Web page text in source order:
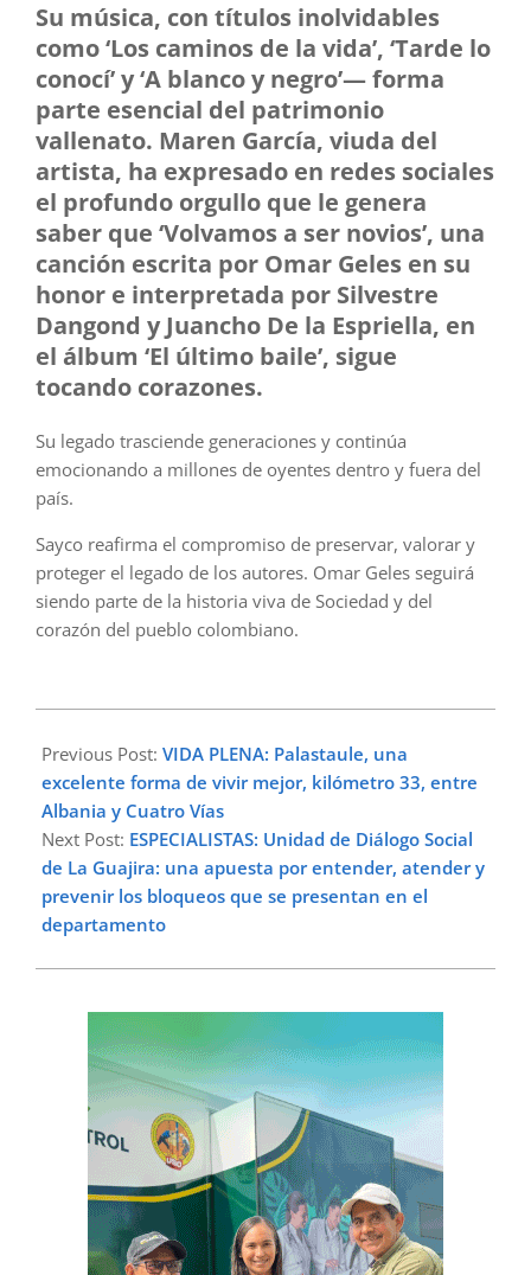
Su música, con títulos inolvidables
como ‘Los caminos de la vida’, ‘Tarde lo
conocí’ y ‘A blanco y negro’— forma
parte esencial del patrimonio
vallenato. Maren García, viuda del
artista, ha expresado en redes sociales
el profundo orgullo que le genera
saber que ‘Volvamos a ser novios’, una
canción escrita por Omar Geles en su
honor e interpretada por Silvestre
Dangond y Juancho De la Espriella, en
el álbum ‘El último baile’, sigue
tocando corazones.
Su legado trasciende generaciones y continúa
emocionando a millones de oyentes dentro y fuera del
país.
Sayco reafirma el compromiso de preservar, valorar y
proteger el legado de los autores. Omar Geles seguirá
siendo parte de la historia viva de Sociedad y del
corazón del pueblo colombiano.
05-
28
Previous Post: VIDA PLENA: Palastaule, una
excelente forma de vivir mejor, kilómetro 33, entre
Albania y Cuatro Vías
Next Post: ESPECIALISTAS: Unidad de Diálogo Social
de La Guajira: una apuesta por entender, atender y
prevenir los bloqueos que se presentan en el
departamento